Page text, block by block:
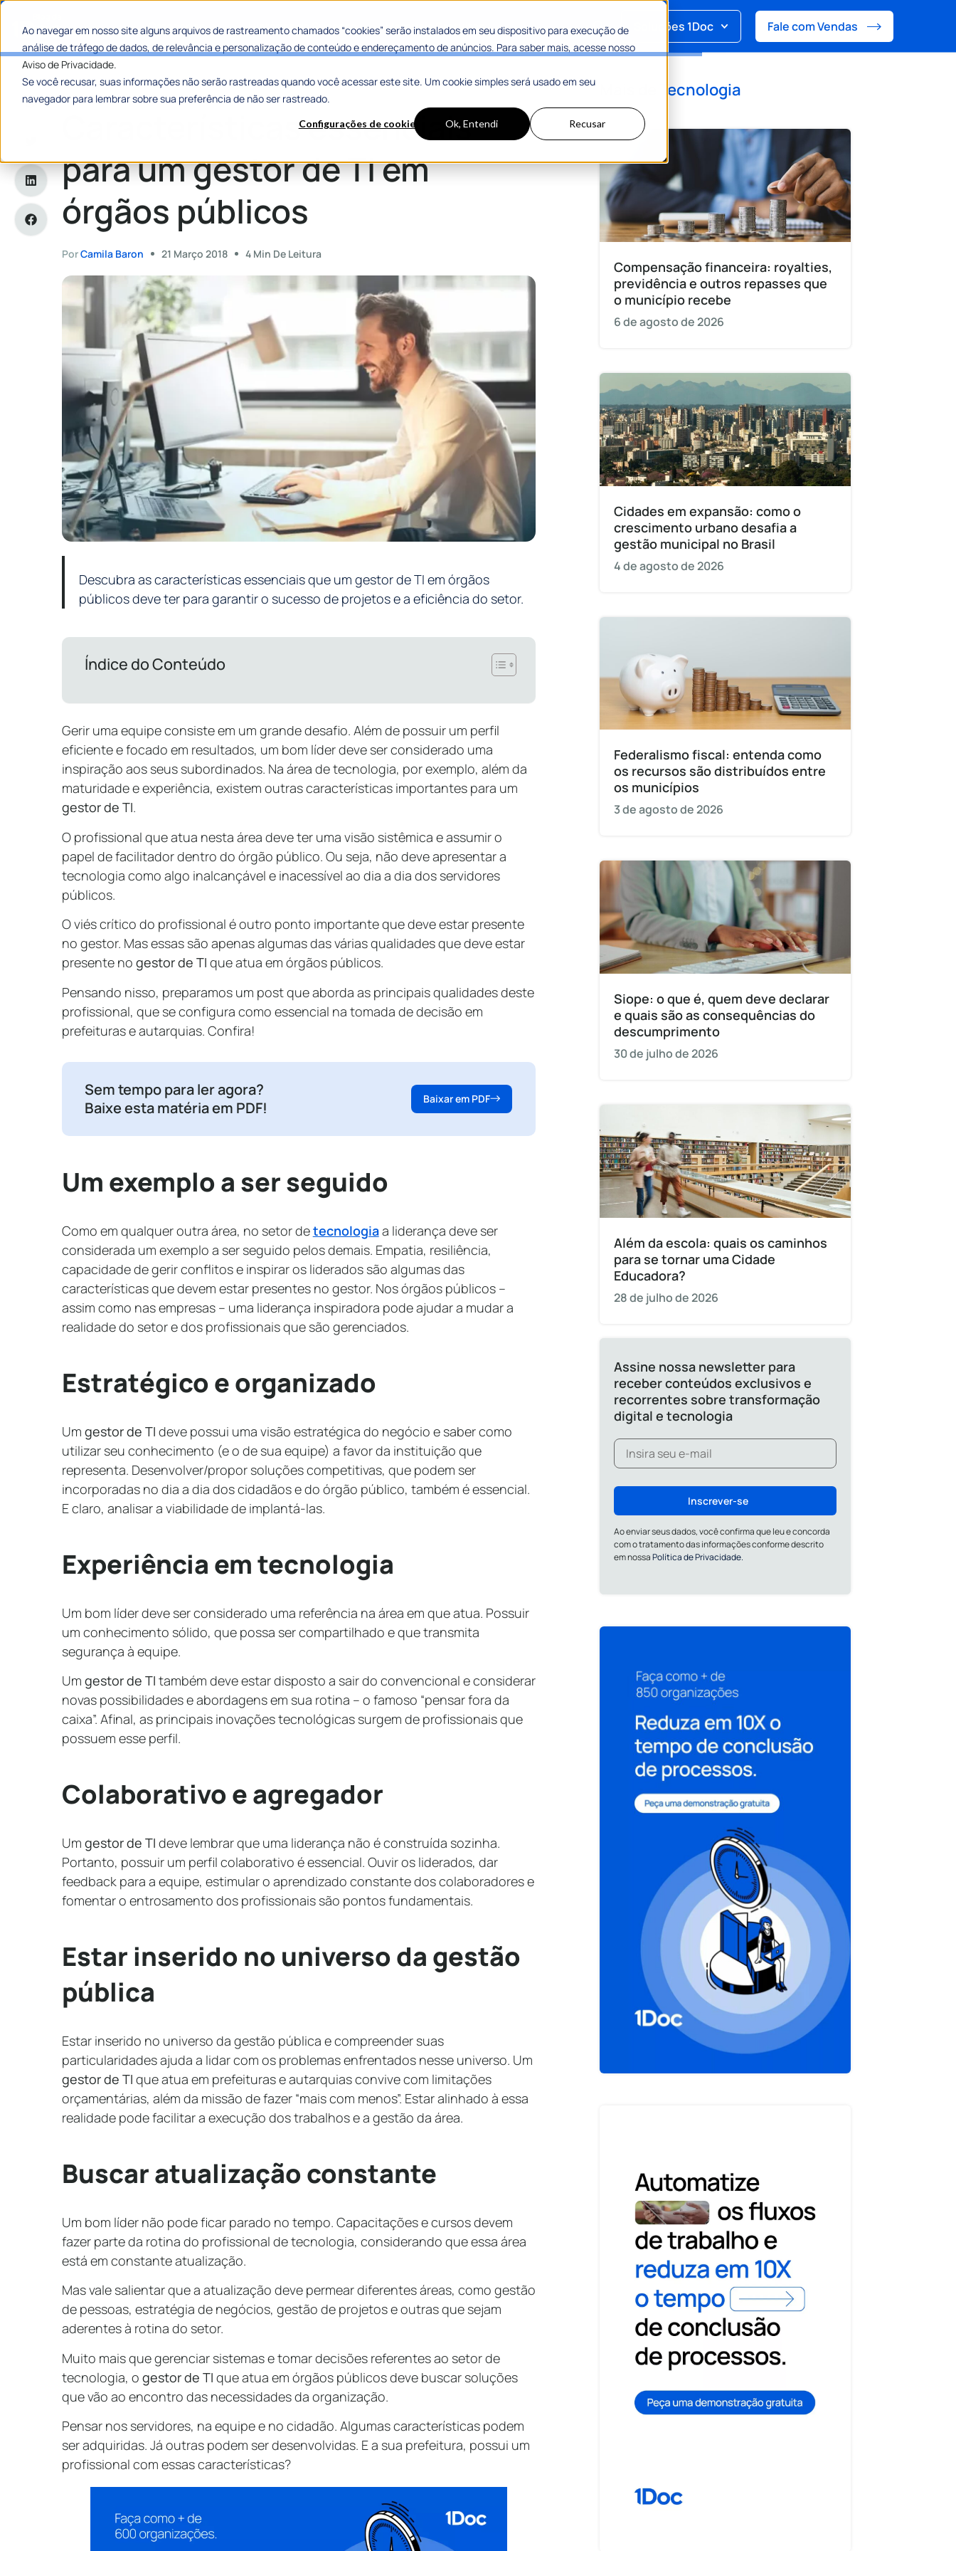
Ao navegar em nosso site alguns arquivos de rastreamento chamados “cookies” serão instalados em seu dispositivo para execução de
análise de tráfego de dados, de relevância e personalização de conteúdo e endereçamento de anúncios. Para saber mais, acesse nosso
Aviso de Privacidade.
Se você recusar, suas informações não serão rastreadas quando você acessar este site. Um cookie simples será usado em seu
navegador para lembrar sobre sua preferência de não ser rastreado.
Configurações de cookies Ok, Entendi Recusar
Categorias Histórias de Sucesso Materiais Gratuitos Soluções 1Doc Fale com Vendas
Home»Características essenciais para um gestor de TI em órgãos públicos
Características essenciais
para um gestor de TI em
órgãos públicos
PorCamila Baron 21 Março 2018 4 Min De Leitura
Descubra as características essenciais que um gestor de TI em órgãos
públicos deve ter para garantir o sucesso de projetos e a eficiência do setor.
Índice do Conteúdo
Gerir uma equipe consiste em um grande desafio. Além de possuir um perfil
eficiente e focado em resultados, um bom líder deve ser considerado uma
inspiração aos seus subordinados. Na área de tecnologia, por exemplo, além da
maturidade e experiência, existem outras características importantes para um
gestor de TI.
O profissional que atua nesta área deve ter uma visão sistêmica e assumir o
papel de facilitador dentro do órgão público. Ou seja, não deve apresentar a
tecnologia como algo inalcançável e inacessível ao dia a dia dos servidores
públicos.
O viés crítico do profissional é outro ponto importante que deve estar presente
no gestor. Mas essas são apenas algumas das várias qualidades que deve estar
presente no gestor de TI que atua em órgãos públicos.
Pensando nisso, preparamos um post que aborda as principais qualidades deste
profissional, que se configura como essencial na tomada de decisão em
prefeituras e autarquias. Confira!
Sem tempo para ler agora?
Baixe esta matéria em PDF!
Baixar em PDF
Um exemplo a ser seguido
Como em qualquer outra área, no setor detecnologiaa liderança deve ser
considerada um exemplo a ser seguido pelos demais. Empatia, resiliência,
capacidade de gerir conflitos e inspirar os liderados são algumas das
características que devem estar presentes no gestor. Nos órgãos públicos –
assim como nas empresas – uma liderança inspiradora pode ajudar a mudar a
realidade do setor e dos profissionais que são gerenciados.
Estratégico e organizado
Um gestor de TI deve possui uma visão estratégica do negócio e saber como
utilizar seu conhecimento (e o de sua equipe) a favor da instituição que
representa. Desenvolver/propor soluções competitivas, que podem ser
incorporadas no dia a dia dos cidadãos e do órgão público, também é essencial.
E claro, analisar a viabilidade de implantá-las.
Experiência em tecnologia
Um bom líder deve ser considerado uma referência na área em que atua. Possuir
um conhecimento sólido, que possa ser compartilhado e que transmita
segurança à equipe.
Um gestor de TI também deve estar disposto a sair do convencional e considerar
novas possibilidades e abordagens em sua rotina – o famoso “pensar fora da
caixa”. Afinal, as principais inovações tecnológicas surgem de profissionais que
possuem esse perfil.
Colaborativo e agregador
Um gestor de TI deve lembrar que uma liderança não é construída sozinha.
Portanto, possuir um perfil colaborativo é essencial. Ouvir os liderados, dar
feedback para a equipe, estimular o aprendizado constante dos colaboradores e
fomentar o entrosamento dos profissionais são pontos fundamentais.
Estar inserido no universo da gestão
pública
Estar inserido no universo da gestão pública e compreender suas
particularidades ajuda a lidar com os problemas enfrentados nesse universo. Um
gestor de TI que atua em prefeituras e autarquias convive com limitações
orçamentárias, além da missão de fazer “mais com menos”. Estar alinhado à essa
realidade pode facilitar a execução dos trabalhos e a gestão da área.
Buscar atualização constante
Um bom líder não pode ficar parado no tempo. Capacitações e cursos devem
fazer parte da rotina do profissional de tecnologia, considerando que essa área
está em constante atualização.
Mas vale salientar que a atualização deve permear diferentes áreas, como gestão
de pessoas, estratégia de negócios, gestão de projetos e outras que sejam
aderentes à rotina do setor.
Muito mais que gerenciar sistemas e tomar decisões referentes ao setor de
tecnologia, o gestor de TI que atua em órgãos públicosdeve buscar soluções
que vão ao encontro das necessidades da organização.
Pensar nos servidores, na equipe e no cidadão. Algumas características podem
ser adquiridas. Já outras podem ser desenvolvidas. E a sua prefeitura, possui um
profissional com essas características?
Tecnologia
Compensação financeira: royalties,
previdência e outros repasses que
o município recebe
6 de agosto de 2026
Cidades em expansão: como o
crescimento urbano desafia a
gestão municipal no Brasil
4 de agosto de 2026
Federalismo fiscal: entenda como
os recursos são distribuídos entre
os municípios
3 de agosto de 2026
Siope: o que é, quem deve declarar
e quais são as consequências do
descumprimento
30 de julho de 2026
Além da escola: quais os caminhos
para se tornar uma Cidade
Educadora?
28 de julho de 2026
Assine nossa newsletter para
receber conteúdos exclusivos e
recorrentes sobre transformação
digital e tecnologia
Inscrever-se
Ao enviar seus dados, você confirma que leu e concorda
com o tratamento das informações conforme descrito
em nossaPolítica de Privacidade.